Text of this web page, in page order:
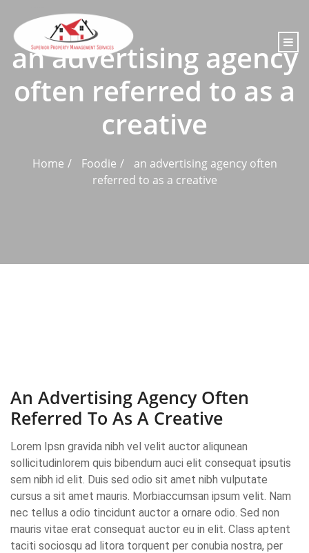
an advertising agency
often referred to as a
creative
Home Foodie
an advertising agency often
referred to as a creative
An Advertising Agency Often
Referred To As A Creative
Lorem Ipsn gravida nibh vel velit auctor aliqunean
sollicitudinlorem quis bibendum auci elit consequat ipsutis
sem nibh id elit. Duis sed odio sit amet nibh vulputate
cursus a sit amet mauris. Morbiaccumsan ipsum velit. Nam
nec tellus a odio tincidunt auctor a ornare odio. Sed non
mauris vitae erat consequat auctor eu in elit. Class aptent
taciti sociosqu ad litora torquent per conubia nostra, per